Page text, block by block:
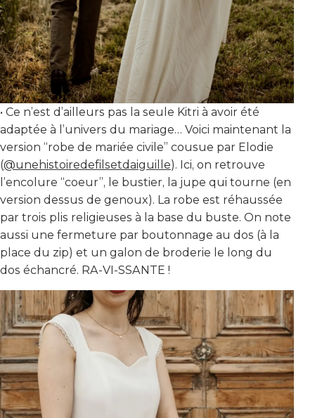
• Ce n’est d’ailleurs pas la seule Kitri à avoir été
adaptée à l’univers du mariage… Voici maintenant la
version “robe de mariée civile” cousue par Elodie
(@unehistoiredefilsetdaiguille). Ici, on retrouve
l’encolure “coeur”, le bustier, la jupe qui tourne (en
version dessus de genoux). La robe est réhaussée
par trois plis religieuses à la base du buste. On note
aussi une fermeture par boutonnage au dos (à la
place du zip) et un galon de broderie le long du
dos échancré. RA-VI-SSANTE !